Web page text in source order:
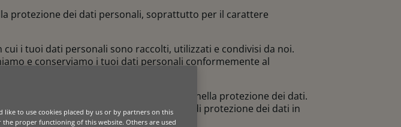
protezione dei dati personali, soprattutto per il carattere
i tuoi dati personali sono raccolti, utilizzati e condivisi da noi.
e conserviamo i tuoi dati personali conformemente al
nel contempo, grande affidabilità nella protezione dei dati.
formalizzare i nostri impegni in materia di protezione dei dati in
like to use cookies placed by us or by partners on this
the proper functioning of this website. Others are used